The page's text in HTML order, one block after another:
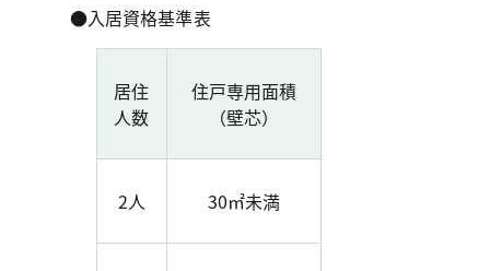
●入居資格基準表
居住
人数
住戸専用面積
（壁芯）
2人 30㎡未満